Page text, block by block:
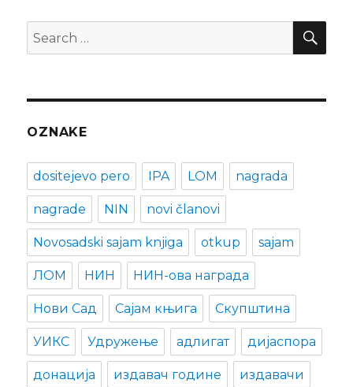
Search
for:
OZNAKE
dositejevo pero IPA LOM nagrada
nagrade NIN novi članovi
Novosadski sajam knjiga otkup sajam
ЛОМ НИН НИН-ова награда
Нови Сад Сајам књига Скупштина
УИКС Удружење адлигат дијаспора
донација издавач године издавачи